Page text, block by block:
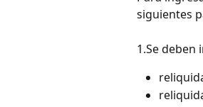
siguientes
1.Se